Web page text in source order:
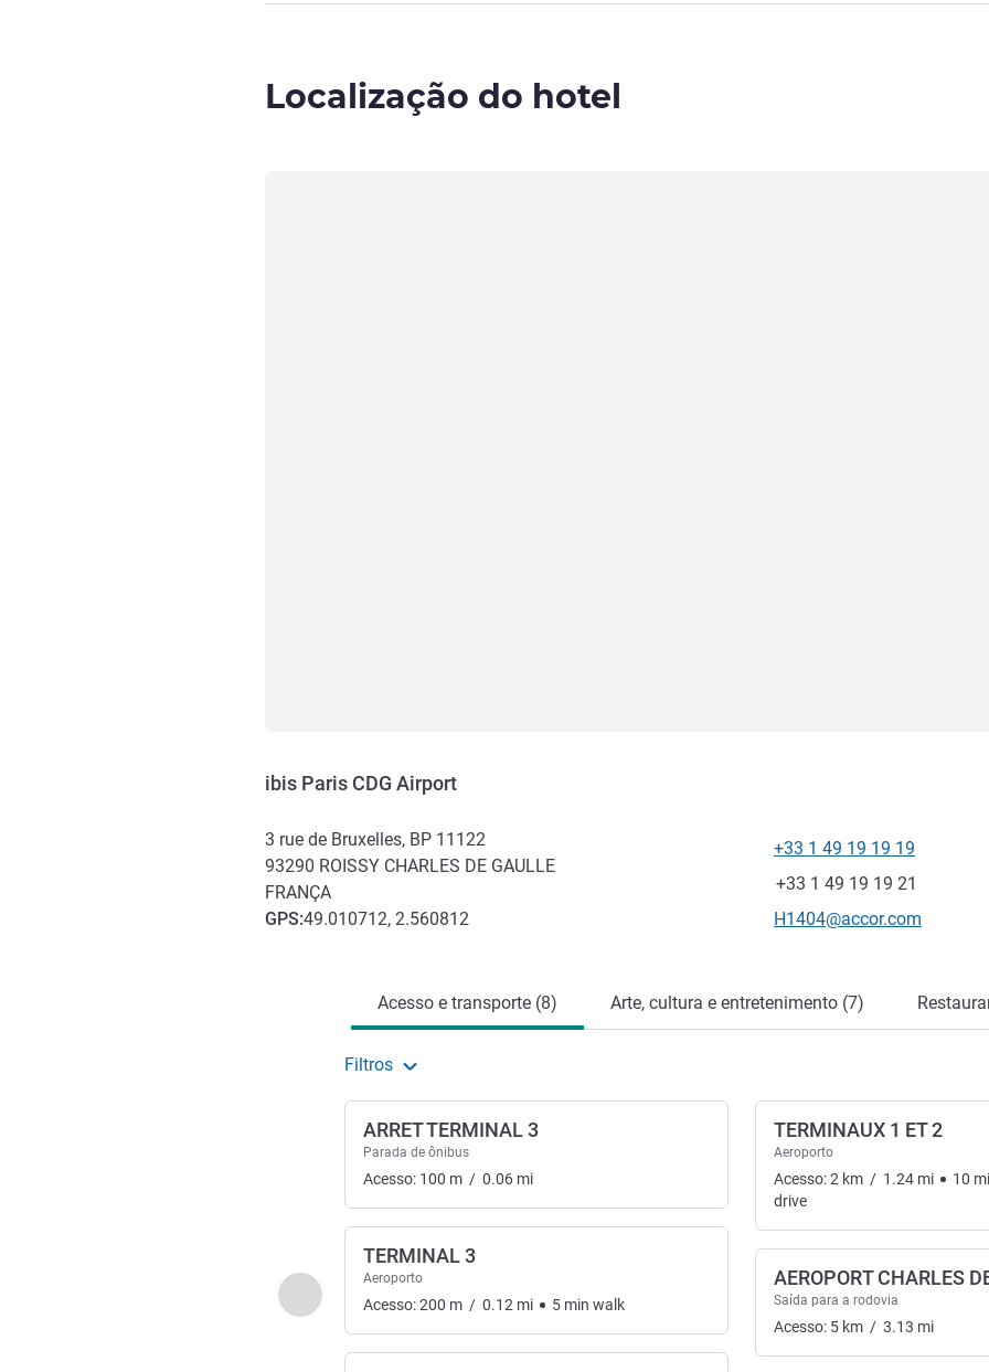
Localização do hotel
ibis Paris CDG Airport
3 rue de Bruxelles, BP 11122
93290 ROISSY CHARLES DE GAULLE
FRANÇA
GPS:49.010712, 2.560812
Telefone
+33 1 49 19 19 19
Fax
+33 1 49 19 19 21
E-mail de contato
H1404@accor.com
Acesso e transporte (8) Arte, cultura e entretenimento (7)
Filtros
Anterior - Acesso e transporte
ARRET TERMINAL 3
Parada de ônibus
Acesso: 100 m / 0.06 mi
TERMINAL 3
Aeroporto
Acesso:200 m / 0.12 mi 5 min walk
TERMINAUX 1 ET 2
Aeroporto
Acesso:2 km / 1.24 mi 10
drive
AEROPORT CHARLES
Saída para a rodovia
Acesso: 5 km / 3.13 mi